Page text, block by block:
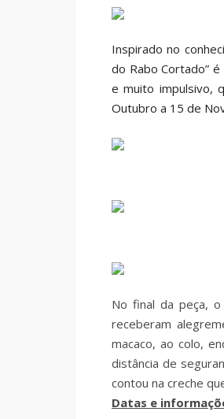
Inspirado no
do Rabo Cortado”
e muito impulsivo,
Outubro a 15 de
No final da peça,
receberam
macaco, ao colo,
distância de
contou na creche
Datas e